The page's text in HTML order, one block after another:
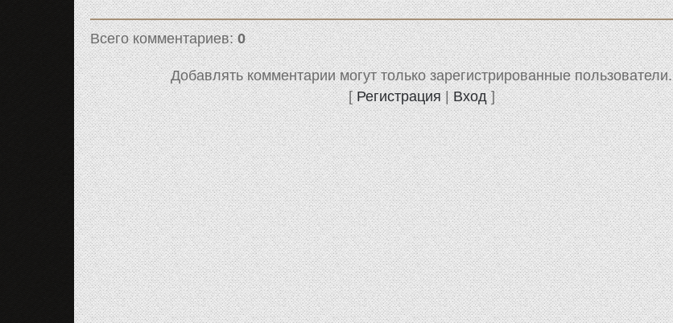
Всего комментариев:0
Добавлять комментарии могут только зарегистрированные пользователи.
[Регистрация|Вход]